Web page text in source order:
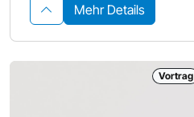
Mehr Details
Vortrag